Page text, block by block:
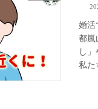
婚活
都嵐
し
私た